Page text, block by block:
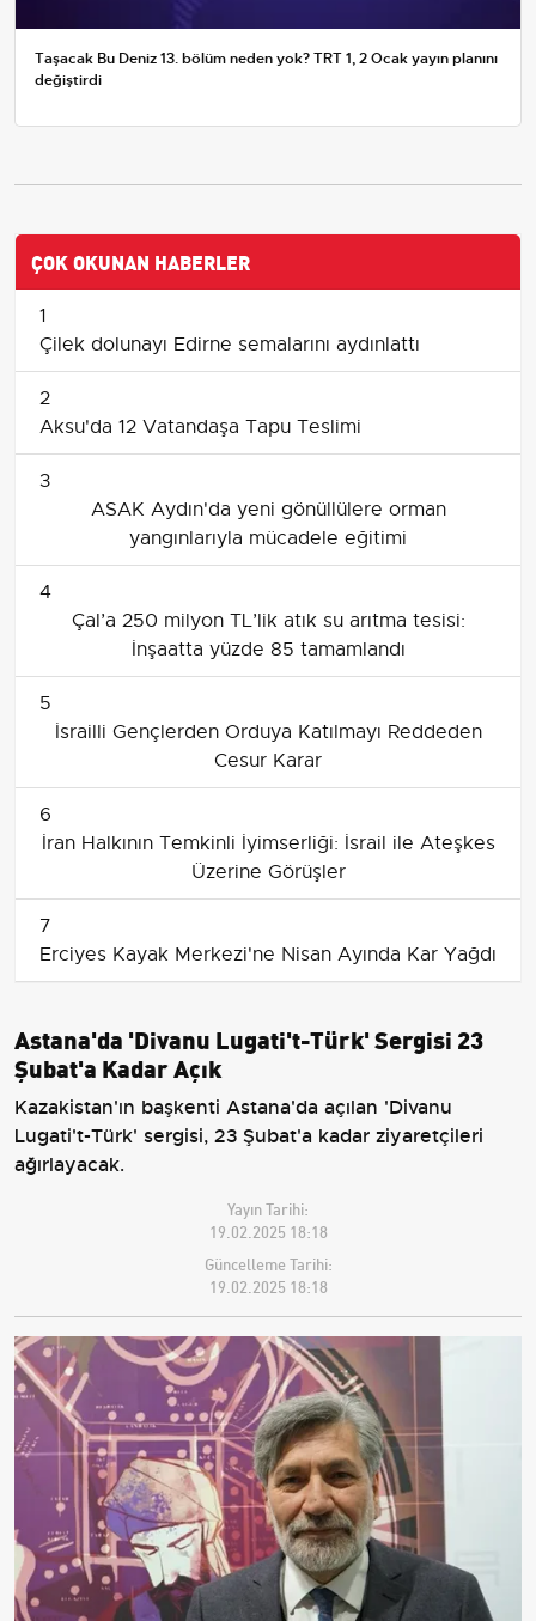
Taşacak Bu Deniz 13. bölüm neden yok? TRT 1, 2 Ocak yayın planını
değiştirdi
ÇOK OKUNAN HABERLER
1
Çilek dolunayı Edirne semalarını aydınlattı
2
Aksu'da 12 Vatandaşa Tapu Teslimi
3
ASAK Aydın'da yeni gönüllülere orman
yangınlarıyla mücadele eğitimi
4
Çal’a 250 milyon TL’lik atık su arıtma tesisi:
İnşaatta yüzde 85 tamamlandı
5
İsrailli Gençlerden Orduya Katılmayı Reddeden
Cesur Karar
6
İran Halkının Temkinli İyimserliği: İsrail ile Ateşkes
Üzerine Görüşler
7
Erciyes Kayak Merkezi'ne Nisan Ayında Kar Yağdı
Astana'da 'Divanu Lugati't-Türk' Sergisi 23
Şubat'a Kadar Açık
Kazakistan'ın başkenti Astana'da açılan 'Divanu
Lugati't-Türk' sergisi, 23 Şubat'a kadar ziyaretçileri
ağırlayacak.
Yayın Tarihi:
19.02.2025 18:18
Güncelleme Tarihi:
19.02.2025 18:18